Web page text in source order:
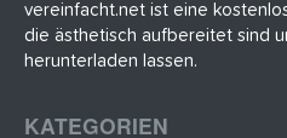
vereinfacht.net ist eine
die ästhetisch aufbereitet sind
herunterladen lassen.
KATEGORIEN